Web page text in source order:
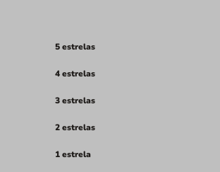
5 estrelas
4 estrelas
3 estrelas
2 estrelas
1 estrela